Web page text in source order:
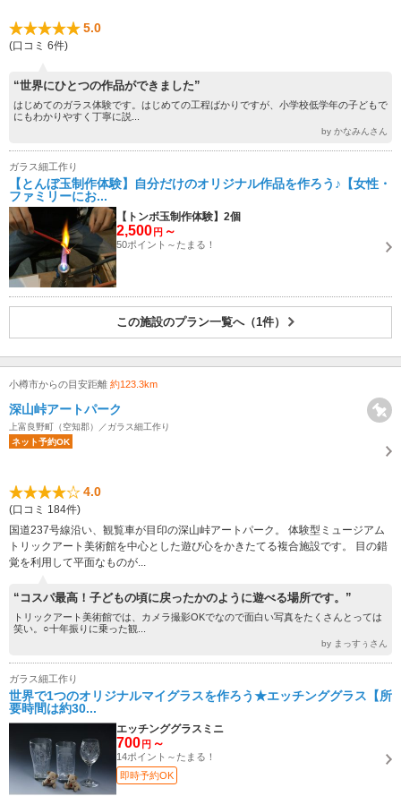
5.0
(口コミ 6件)
“世界にひとつの作品ができました”
はじめてのガラス体験です。はじめての工程ばかりですが、小学校低学年の子どもで
にもわかりやすく丁寧に説...
by かなみんさん
ガラス細工作り
【とんぼ玉制作体験】自分だけのオリジナル作品を作ろう♪【女性・
ファミリーにお...
【トンボ玉制作体験】2個
2,500 円 ～
50ポイント～たまる！
この施設のプラン一覧へ（1件）
小樽市からの目安距離 約123.3km
深山峠アートパーク
上富良野町（空知郡）／ガラス細工作り
ネット予約OK
4.0
(口コミ 184件)
国道237号線沿い、観覧車が目印の深山峠アートパーク。 体験型ミュージアム
トリックアート美術館を中心とした遊び心をかきたてる複合施設です。 目の錯
覚を利用して平面なものが...
“コスパ最高！子どもの頃に戻ったかのように遊べる場所です。”
トリックアート美術館では、カメラ撮影OKでなので面白い写真をたくさんとっては
笑い。○十年振りに乗った観...
by まっすぅさん
ガラス細工作り
世界で1つのオリジナルマイグラスを作ろう★エッチンググラス【所
要時間は約30...
エッチンググラスミニ
700 円 ～
14ポイント～たまる！
即時予約OK